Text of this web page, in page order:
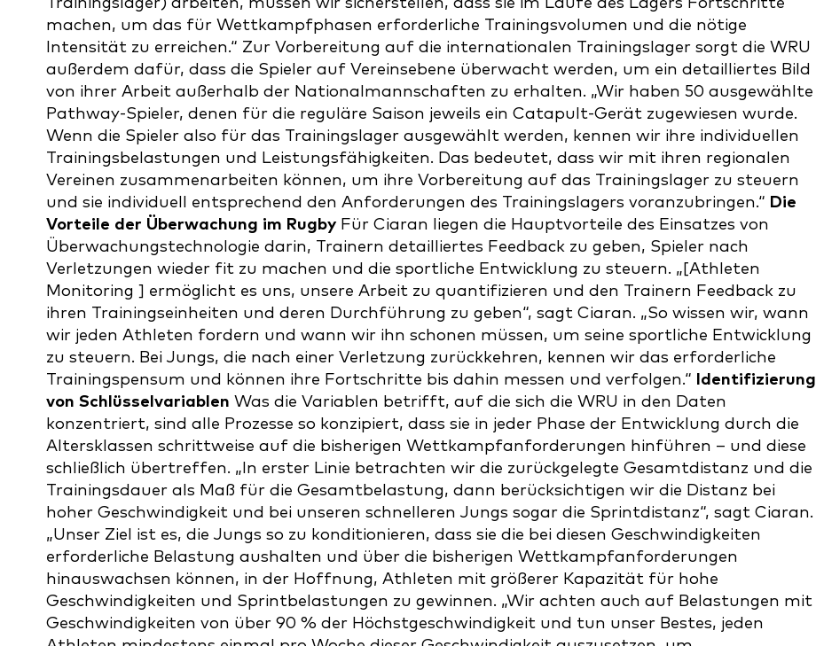
machen, um das für Wettkampfphasen erforderliche Trainingsvolumen und die nötige
Intensität zu erreichen.“ Zur Vorbereitung auf die internationalen Trainingslager sorgt die WRU
außerdem dafür, dass die Spieler auf Vereinsebene überwacht werden, um ein detailliertes Bild
von ihrer Arbeit außerhalb der Nationalmannschaften zu erhalten. „Wir haben 50 ausgewählte
Pathway-Spieler, denen für die reguläre Saison jeweils ein Catapult-Gerät zugewiesen wurde.
Wenn die Spieler also für das Trainingslager ausgewählt werden, kennen wir ihre individuellen
Trainingsbelastungen und Leistungsfähigkeiten. Das bedeutet, dass wir mit ihren regionalen
Vereinen zusammenarbeiten können, um ihre Vorbereitung auf das Trainingslager zu steuern
und sie individuell entsprechend den Anforderungen des Trainingslagers voranzubringen.“ Die
Vorteile der Überwachung im Rugby Für Ciaran liegen die Hauptvorteile des Einsatzes von
Überwachungstechnologie darin, Trainern detailliertes Feedback zu geben, Spieler nach
Verletzungen wieder fit zu machen und die sportliche Entwicklung zu steuern. „[Athleten
Monitoring ] ermöglicht es uns, unsere Arbeit zu quantifizieren und den Trainern Feedback zu
ihren Trainingseinheiten und deren Durchführung zu geben“, sagt Ciaran. „So wissen wir, wann
wir jeden Athleten fordern und wann wir ihn schonen müssen, um seine sportliche Entwicklung
zu steuern. Bei Jungs, die nach einer Verletzung zurückkehren, kennen wir das erforderliche
Trainingspensum und können ihre Fortschritte bis dahin messen und verfolgen.“
Identifizierung
von Schlüsselvariablen Was die Variablen betrifft, auf die sich die WRU in den Daten
konzentriert, sind alle Prozesse so konzipiert, dass sie in jeder Phase der Entwicklung durch die
Altersklassen schrittweise auf die bisherigen Wettkampfanforderungen hinführen – und diese
schließlich übertreffen. „In erster Linie betrachten wir die zurückgelegte Gesamtdistanz und die
Trainingsdauer als Maß für die Gesamtbelastung, dann berücksichtigen wir die Distanz bei
hoher Geschwindigkeit und bei unseren schnelleren Jungs sogar die Sprintdistanz“, sagt Ciaran.
„Unser Ziel ist es, die Jungs so zu konditionieren, dass sie die bei diesen Geschwindigkeiten
erforderliche Belastung aushalten und über die bisherigen Wettkampfanforderungen
hinauswachsen können, in der Hoffnung, Athleten mit größerer Kapazität für hohe
Geschwindigkeiten und Sprintbelastungen zu gewinnen. „Wir achten auch auf Belastungen mit
Geschwindigkeiten von über 90 % der Höchstgeschwindigkeit und tun unser Bestes, jeden